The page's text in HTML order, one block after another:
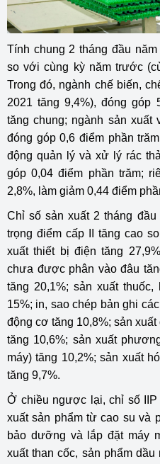
Tính chung 2 tháng đầu
so với cùng kỳ năm trước
Trong đó, ngành chế biến,
2021 tăng 9,4%), đóng góp
tăng chung; ngành sản xuất
đóng góp 0,6 điểm phần
động quản lý và xử lý rác
góp 0,04 điểm phần trăm;
2,8%, làm giảm 0,44 điểm
Chỉ số sản xuất 2 tháng
trọng điểm cấp II tăng cao
xuất thiết bị điện tăng
chưa được phân vào đâu
tăng 20,1%; sản xuất
15%; in, sao chép bản ghi
động cơ tăng 10,8%; sản
tăng 10,6%; sản xuất
máy) tăng 10,2%; sản xuất
tăng 9,7%.
Ở chiều ngược lại, chỉ số IIP
xuất sản phẩm từ cao su và
bảo dưỡng và lắp đặt máy
xuất than cốc, sản phẩm